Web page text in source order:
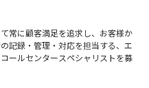
常に顧客満足を追求し、お客様か
記録・管理・対応を担当する、エ
ールセンタースペシャリストを募